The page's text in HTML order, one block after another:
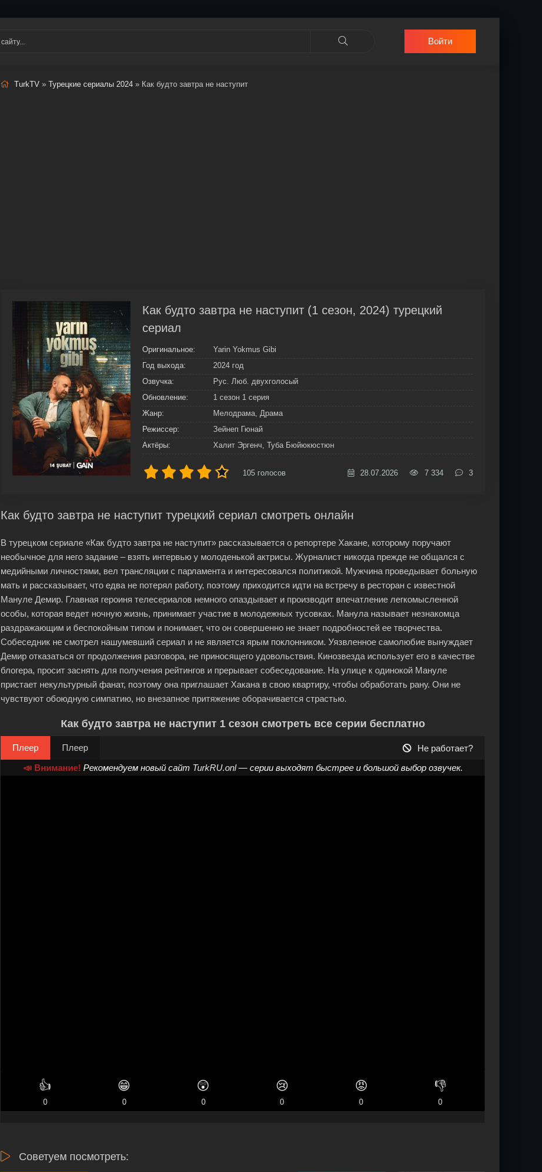
Войти
TurkTV » Турецкие сериалы 2024 » Как будто завтра не наступит
Как будто завтра не наступит (1 сезон, 2024) турецкий
сериал
Оригинальное:
Yarin Yokmus Gibi
Год выхода:
2024 год
Озвучка:
Рус. Люб. двухголосый
Обновление:
1 сезон 1 серия
Жанр:
Мелодрама, Драма
Режиссер:
Зейнеп Гюнай
Актёры:
Халит Эргенч, Туба Бюйюкюстюн
105 голосов 28.07.2026 7 334 3
Как будто завтра не наступит турецкий сериал смотреть онлайн
В турецком сериале «Как будто завтра не наступит» рассказывается о репортере Хакане, которому поручают
необычное для него задание – взять интервью у молоденькой актрисы. Журналист никогда прежде не общался с
медийными личностями, вел трансляции с парламента и интересовался политикой. Мужчина проведывает больную
мать и рассказывает, что едва не потерял работу, поэтому приходится идти на встречу в ресторан с известной
Мануле Демир. Главная героиня телесериалов немного опаздывает и производит впечатление легкомысленной
особы, которая ведет ночную жизнь, принимает участие в молодежных тусовках. Манула называет незнакомца
раздражающим и беспокойным типом и понимает, что он совершенно не знает подробностей ее творчества.
Собеседник не смотрел нашумевший сериал и не является ярым поклонником. Уязвленное самолюбие вынуждает
Демир отказаться от продолжения разговора, не приносящего удовольствия. Кинозвезда использует его в качестве
блогера, просит заснять для получения рейтингов и прерывает собеседование. На улице к одинокой Мануле
пристает некультурный фанат, поэтому она приглашает Хакана в свою квартиру, чтобы обработать рану. Они не
чувствуют обоюдную симпатию, но внезапное притяжение оборачивается страстью.
Как будто завтра не наступит 1 сезон смотреть все серии бесплатно
Плеер Плеер
Не работает?
📣 Внимание! Рекомендуем новый сайт TurkRU.onl— серии выходят быстрее и большой выбор озвучек.
👍
0
😁
0
😲
0
😢
0
😡
0
👎
0
Советуем посмотреть: